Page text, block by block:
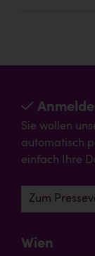
Sie wollen
automatisch
einfach Ihre
Zum
Wien